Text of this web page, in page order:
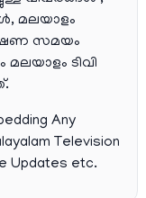
മലയാളം
സമയം
ടിവി
Any
Television
Updates etc.